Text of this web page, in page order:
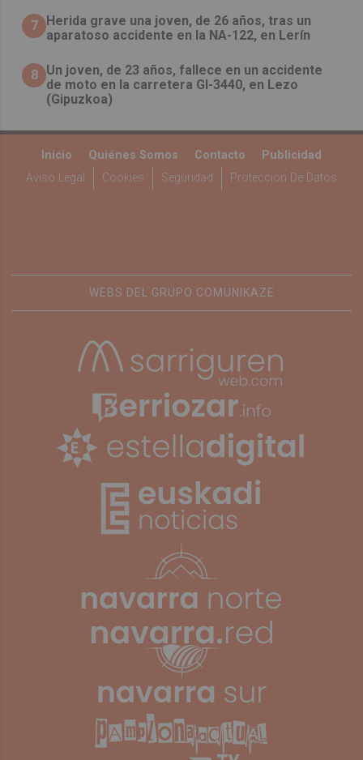
7 Herida grave una joven, de 26 años, tras un
aparatoso accidente en la NA-122, en Lerín
8 Un joven, de 23 años, fallece en un accidente
de moto en la carretera GI-3440, en Lezo
(Gipuzkoa)
Inicio Quiénes Somos Contacto
Publicidad
Aviso Legal
Cookies Seguridad Protección De Datos
WEBS DEL GRUPO COMUNIKAZE